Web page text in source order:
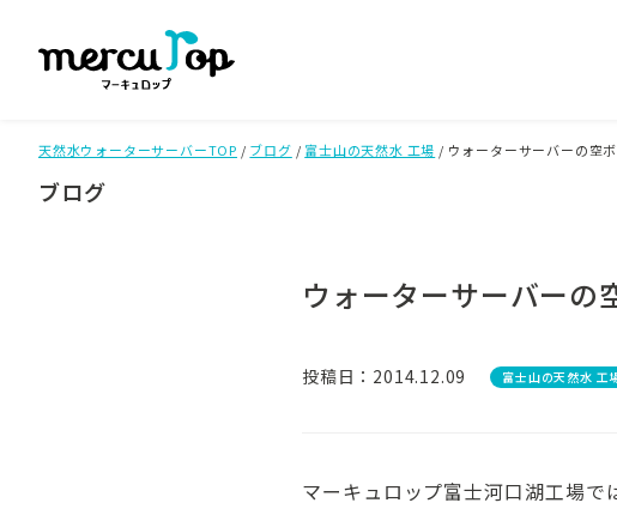
天然水ウォーターサーバーTOP / ブログ / 富士山の天然水 工場 / ウォーターサーバーの空
ブログ
ウォーターサーバーの
投稿日：2014.12.09 富士山の天然水 工
マーキュロップ富士河口湖工場